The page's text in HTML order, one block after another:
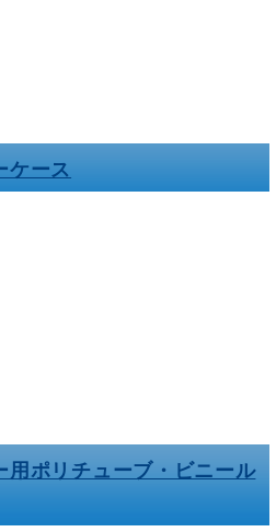
ケース
用ポリチューブ・ビニール